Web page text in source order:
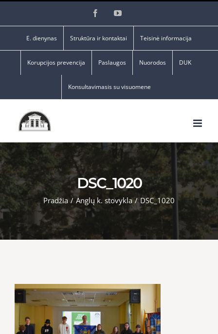
FacebookYouTube
E. dienynas Struktūra ir kontaktai Teisinė informacija
Korupcijos prevencija Paslaugos Nuorodos DUK
Konsultavimasis su visuomene
DSC_1020
Pradžia / Anglų k. stovykla / DSC_1020